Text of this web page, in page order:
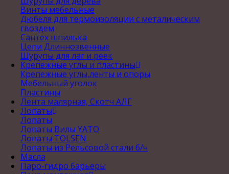
Винты мебельные
Дюбеля для термоизоляции с металическим
гвоздем
Сантех шпилька
Цепи Длиннозвенные
Шурупы для лаг и реек
Крепежные углы и пластины
Крепежные углы,ленты и опоры
Мебельный уголок
Пластины
Лента малярная, Скотч АЛГ
Лопаты
Лопаты
Лопаты Вилы YATO
Лопаты TOLSEN
Лопаты из Рельсовой стали б/ч
Масла
Паро-гидро барьеры